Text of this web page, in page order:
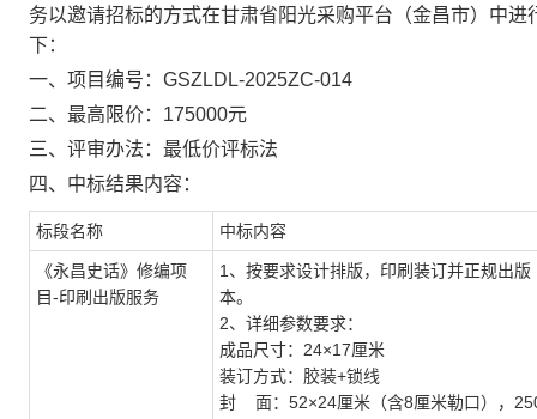
务以邀请招标的方式在甘肃省阳光采购平台（金昌市）中
下：
一、项目编号： GSZLDL-2025ZC-014
二、 最高限价： 175000元
三、评审办法：最低价评标法
四、中标结果内容：
标段名称 中标内容
《永昌史话》修编项
目-印刷出版服务
1、按要求设计排版，印刷装订并正规出
本。
2、详细参数要求：
成品尺寸： 24×17厘米
装订方式：胶装+锁线
封
面： 52×24厘米（含8厘米勒口），